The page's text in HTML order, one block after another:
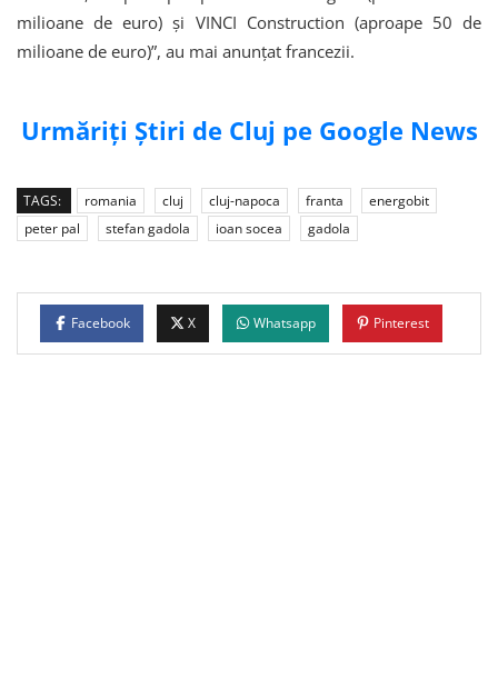
milioane de euro) şi VINCI Construction (aproape 50 de
milioane de euro)”, au mai anunțat francezii.
Urmăriți Știri de Cluj pe Google News
TAGS: romania cluj cluj-napoca franta
energobit
peter pal
stefan gadola ioan socea gadola
Facebook X Whatsapp Pinterest